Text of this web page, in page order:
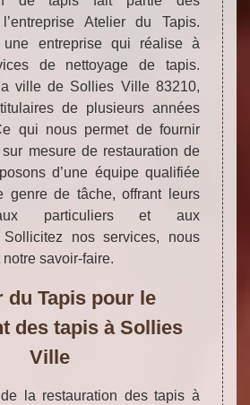
Atelier du Tapis.
une entreprise qui réalise à
de nettoyage de tapis.
ville de Sollies Ville 83210,
de plusieurs années
qui nous permet de fournir
mesure de restauration de
d’une équipe qualifiée
genre de tâche, offrant leurs
particuliers et aux
Sollicitez nos services, nous
savoir-faire.
du Tapis pour le
des tapis à Sollies
Ville
la restauration des tapis à